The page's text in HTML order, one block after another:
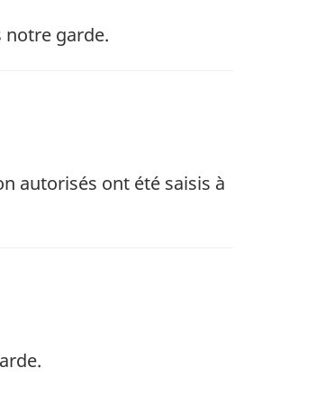
notre garde.
autorisés ont été saisis à